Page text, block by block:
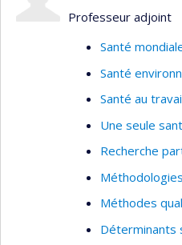
Professeur adjoint
Santé
Santé
Santé au
Une seule
Recherche
Méthodes
Déterminants